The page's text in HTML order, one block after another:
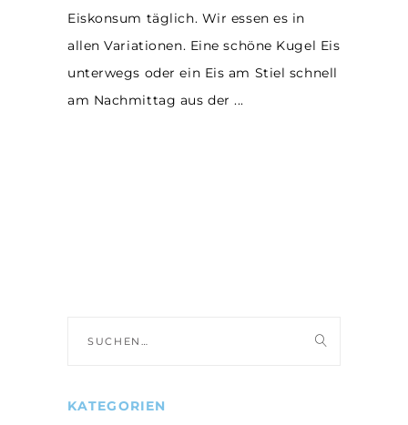
Eiskonsum täglich. Wir essen es in
allen Variationen. Eine schöne Kugel Eis
unterwegs oder ein Eis am Stiel schnell
am Nachmittag aus der
nach:
KATEGORIEN